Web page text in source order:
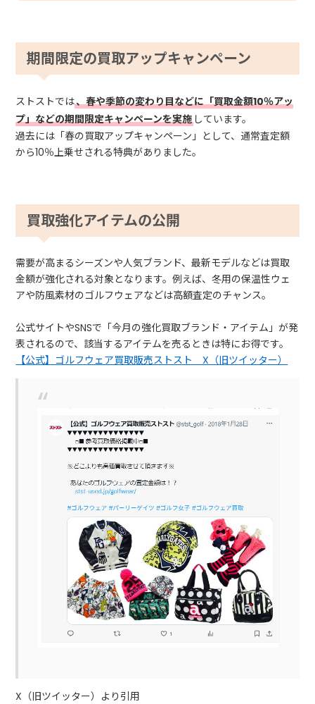
期間限定の買取アップキャンペーン
ストストでは、春や季節の変わり目などに「買取金額10％アッ
プ」などの期間限定キャンペーンを実施 しています。
過去には「春の買取アップキャンペーン」として、通常査定額
から10％上乗せされる特典がありました。
買取強化アイテムの公開
需要が高まるシーズンや人気ブランド、最新モデルなどは買取
金額が強化される対象となります。例えば、冬用の保温性ウェ
アや防風素材のゴルフウェアなどは高額査定のチャンス。
公式サイトやSNSで「今月の強化買取ブランド・アイテム」が発
表されるので、該当するアイテムを売るときは特にお得です。
【公式】ゴルフウェア買取販売ストスト X（旧ツイッター）
X（旧ツイッター）より引用